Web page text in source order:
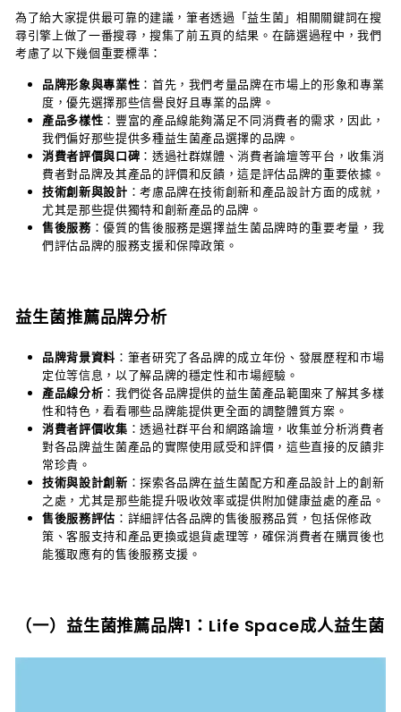
為了給大家提供最可靠的建議，筆者透過「益生菌」相關關鍵詞在搜
尋引擎上做了一番搜尋，搜集了前五頁的結果。在篩選過程中，我們
考慮了以下幾個重要標準：
品牌形象與專業性 ：首先，我們考量品牌在市場上的形象和專業
度，優先選擇那些信譽良好且專業的品牌。
產品多樣性 ：豐富的產品線能夠滿足不同消費者的需求，因此，
我們偏好那些提供多種益生菌產品選擇的品牌。
消費者評價與口碑 ：透過社群媒體、消費者論壇等平台，收集消
費者對品牌及其產品的評價和反饋，這是評估品牌的重要依據。
技術創新與設計 ：考慮品牌在技術創新和產品設計方面的成就，
尤其是那些提供獨特和創新產品的品牌。
售後服務：優質的售後服務是選擇益生菌品牌時的重要考量，我
們評估品牌的服務支援和保障政策。
益生菌推薦品牌分析
品牌背景資料 ：筆者研究了各品牌的成立年份、發展歷程和市場
定位等信息，以了解品牌的穩定性和市場經驗。
產品線分析 ：我們從各品牌提供的益生菌產品範圍來了解其多樣
性和特色，看看哪些品牌能提供更全面的調整體質方案。
消費者評價收集 ：透過社群平台和網路論壇，收集並分析消費者
對各品牌益生菌產品的實際使用感受和評價，這些直接的反饋非
常珍貴。
技術與設計創新 ：探索各品牌在益生菌配方和產品設計上的創新
之處，尤其是那些能提升吸收效率或提供附加健康益處的產品。
售後服務評估 ：詳細評估各品牌的售後服務品質，包括保修政
策、客服支持和產品更換或退貨處理等，確保消費者在購買後也
能獲取應有的售後服務支援。
（一）益生菌推薦品牌1：Life Space成人益生菌